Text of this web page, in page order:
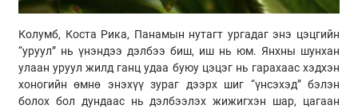
Колумб, Коста Рика, Панамын нутагт ургадаг энэ цэцгийн
“уруул” нь үнэндээ дэлбээ биш, иш нь юм. Янхны шунхан
улаан уруул жилд ганц удаа буюу цэцэг нь гарахаас хэдхэн
хоногийн өмнө энэхүү зураг дээрх шиг “үнсэхэд” бэлэн
болох бол дундаас нь дэлбээлэх жижигхэн шар, цагаан